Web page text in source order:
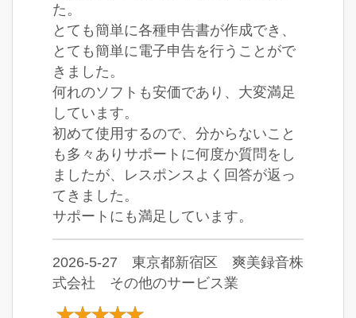
た。
とても簡単に各種申告書が作成でき、
とても簡単に電子申告を行うことがで
きました。
何れのソフトも安価であり、大変満足
しています。
初めて使用するので、分からないこと
も多々ありサポートに何度か質問をし
ましたが、レスポンスよく回答が返っ
てきました。
サポートにも満足しています。
2026-5-27 東京都新宿区 爽美録音株
式会社 その他のサービス業